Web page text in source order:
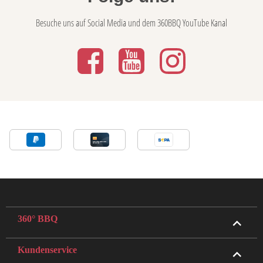
Besuche uns auf Social Media und dem 360BBQ YouTube Kanal
360° BBQ
Kundenservice